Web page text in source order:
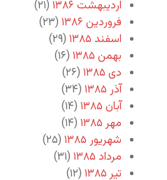
اردیبهشت ۱۳۸۶
(۲۱)
فروردین ۱۳۸۶
(۲۳)
اسفند ۱۳۸۵
(۲۹)
بهمن ۱۳۸۵
(۱۶)
دی ۱۳۸۵
(۲۶)
آذر ۱۳۸۵
(۳۴)
آبان ۱۳۸۵
(۱۴)
مهر ۱۳۸۵
(۱۴)
شهریور ۱۳۸۵
(۲۵)
مرداد ۱۳۸۵
(۳۱)
تیر ۱۳۸۵
(۱۲)